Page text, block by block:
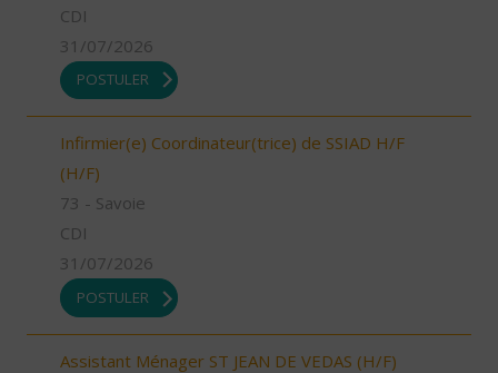
CDI
31/07/2026
POSTULER
Infirmier(e) Coordinateur(trice) de SSIAD H/F
(H/F)
73 - Savoie
CDI
31/07/2026
POSTULER
Assistant Ménager ST JEAN DE VEDAS (H/F)